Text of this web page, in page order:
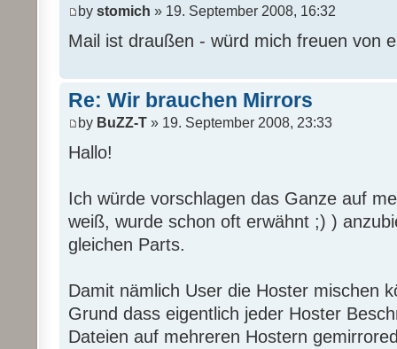
by stomich » 19. September 2008, 16:32
Mail ist draußen - würd mich freuen von
Re: Wir brauchen Mirrors
by BuZZ-T » 19. September 2008, 23:33
Hallo!
Ich würde vorschlagen das Ganze auf
weiß, wurde schon oft erwähnt ;) )
gleichen Parts.
Damit nämlich User die Hoster mischen
Grund dass eigentlich jeder Hoster
Dateien auf mehreren Hostern